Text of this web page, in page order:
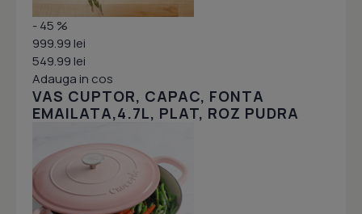
- 45 %
999.99 lei
549.99 lei
Adauga in cos
VAS CUPTOR, CAPAC, FONTA
EMAILATA,4.7L, PLAT, ROZ PUDRA